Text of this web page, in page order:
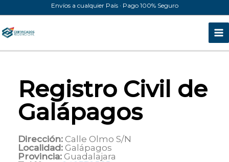
al
contenido
Envíos a cualquier País · Pago 100% Seguro
Registro Civil de
Galápagos
Dirección: Calle Olmo S/N
Localidad: Galápagos
Provincia: Guadalajara